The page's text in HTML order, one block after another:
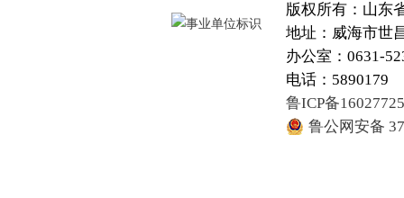
版权所有：山东
地址：威海市世
办公室：0631-
电话：5890179
鲁ICP备
鲁公网安备